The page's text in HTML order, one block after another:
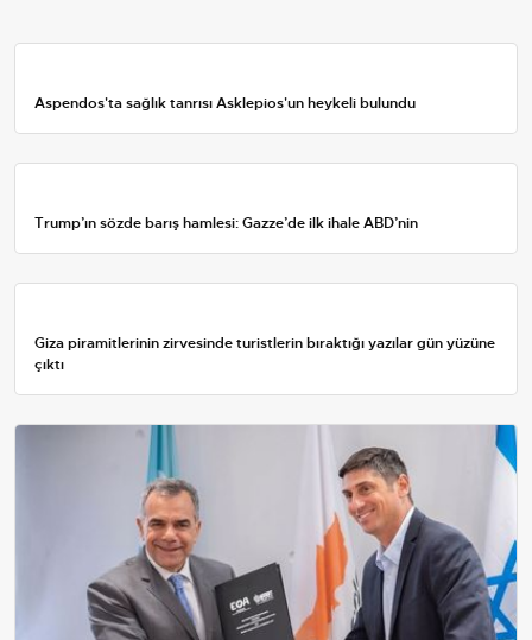
Aspendos'ta sağlık tanrısı Asklepios'un heykeli bulundu
Trump’ın sözde barış hamlesi: Gazze’de ilk ihale ABD’nin
Giza piramitlerinin zirvesinde turistlerin bıraktığı yazılar gün yüzüne
çıktı